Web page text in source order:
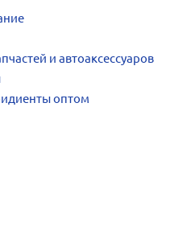
и автоаксессуаров
оптом